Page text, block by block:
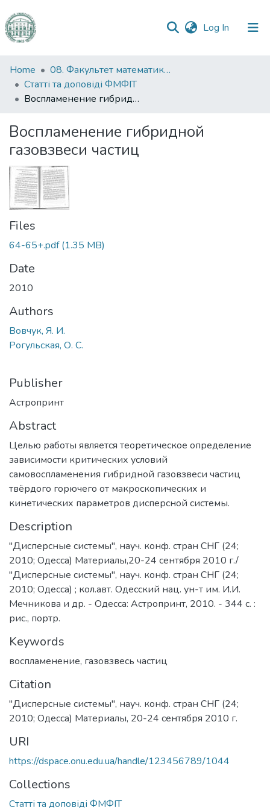
Log In (current)
Communities
&
Collections
Statistics
Home
08. Факультет математики, фізики та інформаційних технологій
Статті та доповіді ФМФІТ
Воспламенение гибридной газовзвеси частиц
Воспламенение гибридной
газовзвеси частиц
Files
64-65+.pdf(1.35 MB)
Date
2010
Authors
Вовчук, Я. И.
Рогульская, О. С.
Publisher
Астропринт
Abstract
Целью работы является теоретическое определение
зависимости критических условий
самовоспламенения гибридной газовзвеси частиц
твёрдого горючего от макроскопических и
кинетических параметров дисперсной системы.
Description
"Дисперсные системы", науч. конф. стран СНГ (24;
2010; Одесса) Материалы,20-24 сентября 2010 г./
"Дисперсные системы", науч. конф. стран СНГ (24;
2010; Одесса) ; кол.авт. Одесский нац. ун-т им. И.И.
Мечникова и др. - Одесса: Астропринт, 2010. - 344 с. :
рис., портр.
Keywords
воспламенение, газовзвесь частиц
Citation
"Дисперсные системы", науч. конф. стран СНГ (24;
2010; Одесса) Материалы, 20-24 сентября 2010 г.
URI
https://dspace.onu.edu.ua/handle/123456789/1044
Collections
Статті та доповіді ФМФІТ